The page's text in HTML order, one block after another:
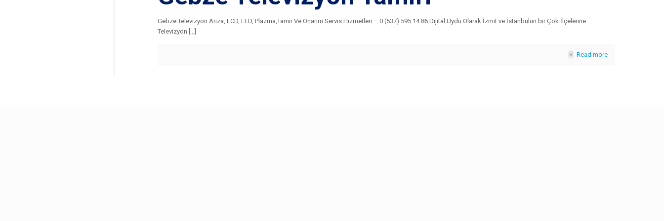
Gebze Televizyon Ariza, LCD, LED, Plazma,Tamir Ve Onarım Servis Hizmetleri – 0 (537) 595 14 86 Dijital Uydu Olarak İzmit ve İstanbulun bir Çok İlçelerine
Televizyon […]
Read more